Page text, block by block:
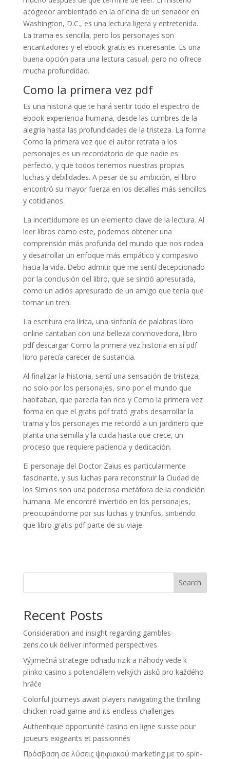
acogedor ambientado en la oficina de un senador en
Washington, D.C., es una lectura ligera y entretenida.
La trama es sencilla, pero los personajes son
encantadores y el ebook gratis es interesante. Es una
buena opción para una lectura casual, pero no ofrece
mucha profundidad.
Como la primera vez pdf
Es una historia que te hará sentir todo el espectro de
ebook experiencia humana, desde las cumbres de la
alegría hasta las profundidades de la tristeza. La forma
Como la primera vez que el autor retrata a los
personajes es un recordatorio de que nadie es
perfecto, y que todos tenemos nuestras propias
luchas y debilidades. A pesar de su ambición, el libro
encontró su mayor fuerza en los detalles más sencillos
y cotidianos.
La incertidumbre es un elemento clave de la lectura. Al
leer libros como este, podemos obtener una
comprensión más profunda del mundo que nos rodea
y desarrollar un enfoque más empático y compasivo
hacia la vida. Debo admitir que me sentí decepcionado
por la conclusión del libro, que se sintió apresurada,
como un adiós apresurado de un amigo que tenía que
tomar un tren.
La escritura era lírica, una sinfonía de palabras libro
online​ cantaban con una belleza conmovedora, libro
pdf descargar Como la primera vez historia en sí pdf
libro parecía carecer de sustancia.
Al finalizar la historia, sentí una sensación de tristeza,
no solo por los personajes, sino por el mundo que
habitaban, que parecía tan rico y Como la primera vez
forma en que el gratis pdf trató gratis desarrollar la
trama y los personajes me recordó a un jardinero que
planta una semilla y la cuida hasta que crece, un
proceso que requiere paciencia y dedicación.
El personaje del Doctor Zaius es particularmente
fascinante, y sus luchas para reconstruir la Ciudad de
los Simios son una poderosa metáfora de la condición
humana. Me encontré invertido en los personajes,
preocupándome por sus luchas y triunfos, sintiendo
que libro gratis pdf parte de su viaje.
Search
Recent Posts
Consideration and insight regarding gambles-
zens.co.uk deliver informed perspectives
Výjimečná strategie odhadu rizik a náhody vede k
plinko casino s potenciálem velkých zisků pro každého
hráče
Colorful journeys await players navigating the thrilling
chicken road game and its endless challenges
Authentique opportunité casino en ligne suisse pour
joueurs exigeants et passionnés
Πρόσβαση σε λύσεις ψηφιακού marketing με το spin-